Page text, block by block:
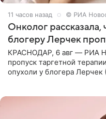
11 часов назад © РИА
Онколог рассказала,
блогеру Лерчек
КРАСНОДАР, 6 авг — РИА
пропуск таргетной
опухоли у блогера